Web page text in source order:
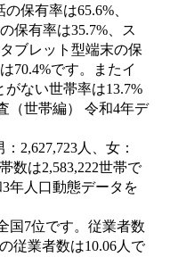
保有率は65.6%、
保有率は35.7%、ス
ブレット型端末の保
70.4%です。またイ
ない世帯率は13.7%
（世帯編） 令和4年デ
2,627,723人、女：
数は2,583,222世帯で
年人口動態データを
国7位です。従業者数
従業者数は10.06人で